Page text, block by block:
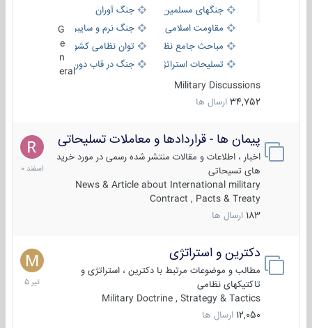
جنگهای مسلمین
جنگ آوران
مقاومت اسلامی
جنگ نرم و سایبری
مباحث جامع نظامی
توان نظامی کشورها
تسلیحات استراتژیک
جنگ در قاب دوربین
eral
Military Discussions
34,752 ارسال ها
پیمان ها - قراردادها و معاملات تسلیحاتی
اخبار ، اطلاعات و مقالات منتشر شده رسمی در مورد خرید
های تسیحاتی
News & Article about International military
Contract , Pacts & Treaty
183 ارسال ها
7
اسفند
1400
دکترین و استراتژی
مطالب و موضوعات مرتبط با دکترین ، استراتژی و
تاکتیکهای نظامی
Military Doctrine , Strategy & Tactics
12,050 ارسال ها
27
تیر
1405